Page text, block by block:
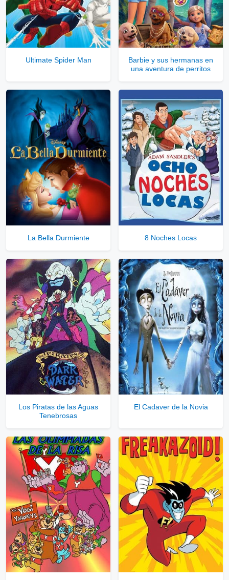
Servidores directos
Solo disponible para usuarios registrados.
Comprar Cuenta VIP Aquí!
Ultimate Spider Man
Barbie y sus hermanas en
una aventura de perritos
La Bella Durmiente 8 Noches Locas
Los Piratas de las Aguas
Tenebrosas
El Cadaver de la Novia